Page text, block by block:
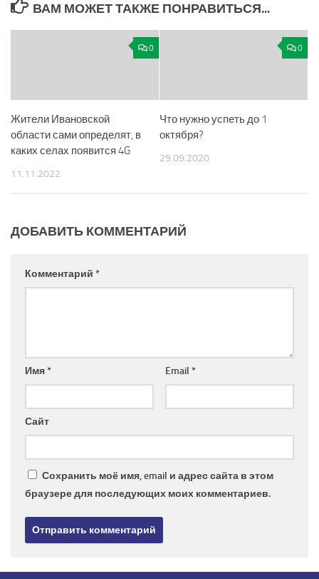
ВАМ МОЖЕТ ТАКЖЕ ПОНРАВИТЬСЯ...
0
Жители Ивановской
области сами определят, в
каких селах появится 4G
11.11.2022
0
Что нужно успеть до 1
октября?
29.09.2020
ДОБАВИТЬ КОММЕНТАРИЙ
Комментарий *
Имя* Email *
Сайт
Сохранить моё имя, email и адрес сайта в этом
браузере для последующих моих комментариев.